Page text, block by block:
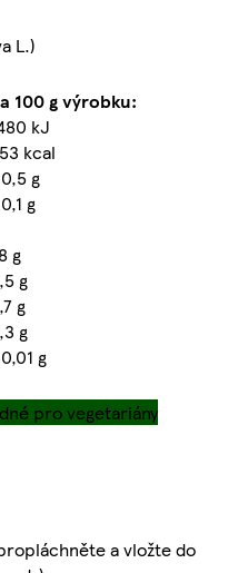
L.)
100 g výrobku:
kJ
kcal
g
g
g
g
g
g
g
pro vegetariány
a vložte do